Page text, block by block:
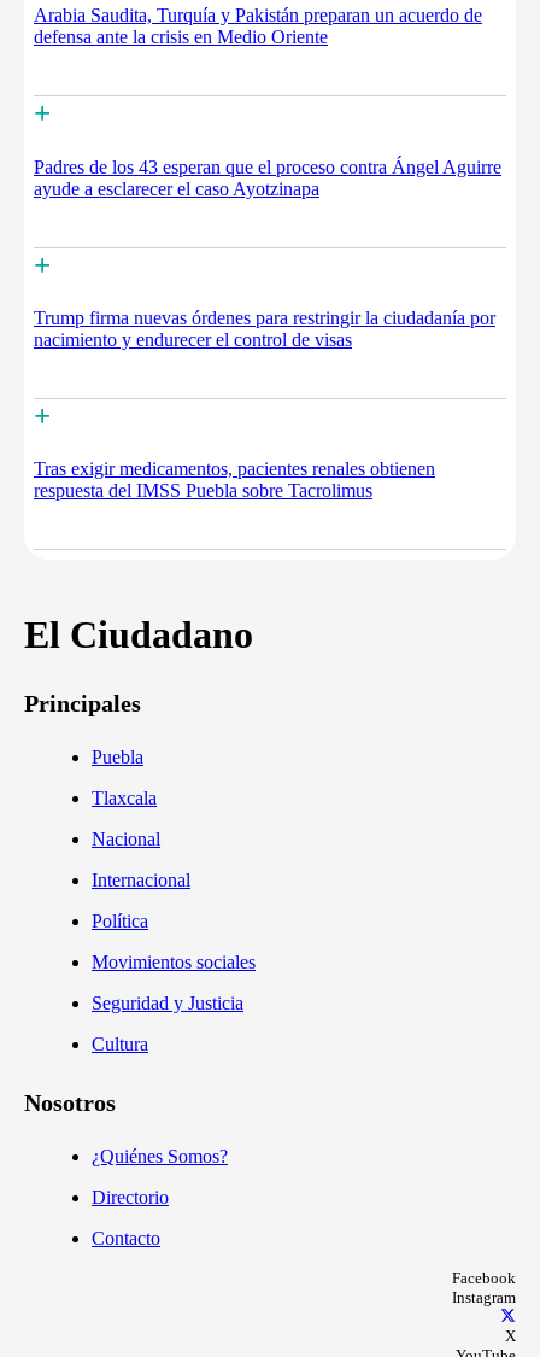
Arabia Saudita, Turquía y Pakistán preparan un acuerdo de
defensa ante la crisis en Medio Oriente
+
Padres de los 43 esperan que el proceso contra Ángel Aguirre
ayude a esclarecer el caso Ayotzinapa
+
Trump firma nuevas órdenes para restringir la ciudadanía por
nacimiento y endurecer el control de visas
+
Tras exigir medicamentos, pacientes renales obtienen
respuesta del IMSS Puebla sobre Tacrolimus
El Ciudadano
Principales
Puebla
Tlaxcala
Nacional
Internacional
Política
Movimientos sociales
Seguridad y Justicia
Cultura
Nosotros
¿Quiénes Somos?
Directorio
Contacto
Facebook
Instagram
X